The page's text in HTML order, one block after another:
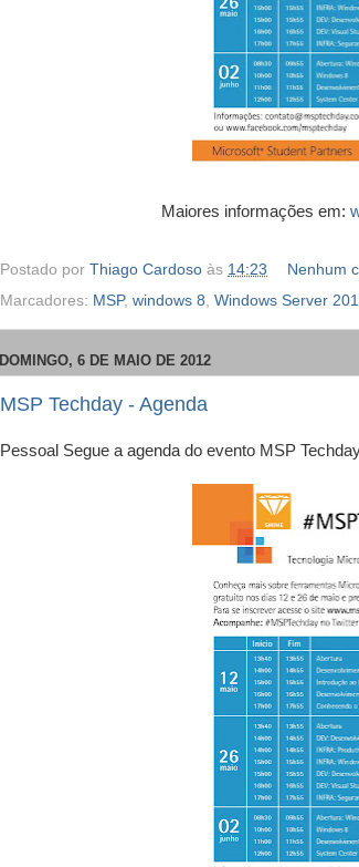
Maiores informações em:
Postado por Thiago Cardoso às 14:23
Nenhum
Marcadores: MSP, windows 8 Windows Server
DOMINGO, 6 DE MAIO DE 2012
MSP Techday - Agenda
Pessoal Segue a agenda do evento MSP